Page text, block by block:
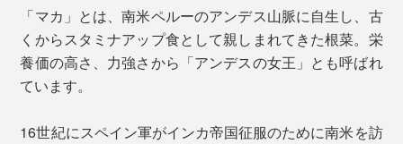
「マカ」とは、南米ペルーのアンデス山脈に自生し、古
くからスタミナアップ食として親しまれてきた根菜。栄
養価の高さ、力強さから「アンデスの女王」とも呼ばれ
ています。
16世紀にスペイン軍がインカ帝国征服のために南米を訪